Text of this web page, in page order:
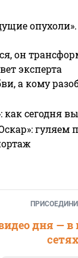
он
эксперта
а кому
как сегодня
гуляем
дня —